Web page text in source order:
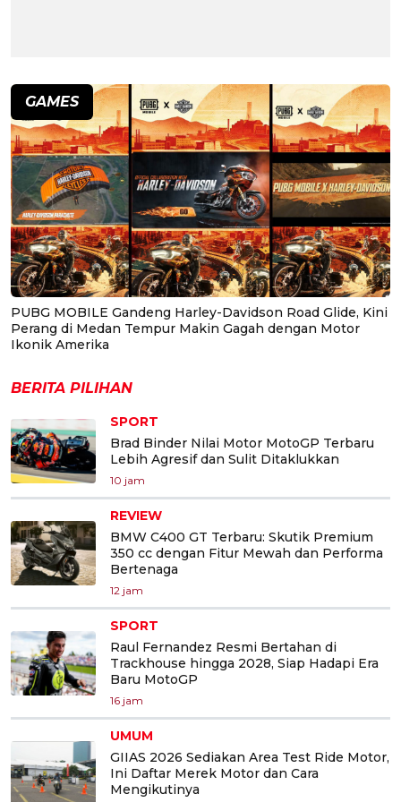
GAMES
PUBG MOBILE Gandeng Harley-Davidson Road Glide, Kini
Perang di Medan Tempur Makin Gagah dengan Motor
Ikonik Amerika
BERITA PILIHAN
SPORT
Brad Binder Nilai Motor MotoGP Terbaru
Lebih Agresif dan Sulit Ditaklukkan
10 jam
REVIEW
BMW C400 GT Terbaru: Skutik Premium
350 cc dengan Fitur Mewah dan Performa
Bertenaga
12 jam
SPORT
Raul Fernandez Resmi Bertahan di
Trackhouse hingga 2028, Siap Hadapi Era
Baru MotoGP
16 jam
UMUM
GIIAS 2026 Sediakan Area Test Ride Motor,
Ini Daftar Merek Motor dan Cara
Mengikutinya